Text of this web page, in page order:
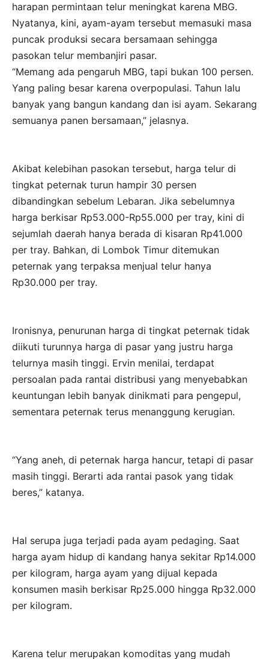
harapan permintaan telur meningkat karena MBG.
Nyatanya, kini, ayam-ayam tersebut memasuki masa
puncak produksi secara bersamaan sehingga
pasokan telur membanjiri pasar.
“Memang ada pengaruh MBG, tapi bukan 100 persen.
Yang paling besar karena overpopulasi. Tahun lalu
banyak yang bangun kandang dan isi ayam. Sekarang
semuanya panen bersamaan,” jelasnya.
Akibat kelebihan pasokan tersebut, harga telur di
tingkat peternak turun hampir 30 persen
dibandingkan sebelum Lebaran. Jika sebelumnya
harga berkisar Rp53.000-Rp55.000 per tray, kini di
sejumlah daerah hanya berada di kisaran Rp41.000
per tray. Bahkan, di Lombok Timur ditemukan
peternak yang terpaksa menjual telur hanya
Rp30.000 per tray.
Ironisnya, penurunan harga di tingkat peternak tidak
diikuti turunnya harga di pasar yang justru harga
telurnya masih tinggi. Ervin menilai, terdapat
persoalan pada rantai distribusi yang menyebabkan
keuntungan lebih banyak dinikmati para pengepul,
sementara peternak terus menanggung kerugian.
“Yang aneh, di peternak harga hancur, tetapi di pasar
masih tinggi. Berarti ada rantai pasok yang tidak
beres,” katanya.
Hal serupa juga terjadi pada ayam pedaging. Saat
harga ayam hidup di kandang hanya sekitar Rp14.000
per kilogram, harga ayam yang dijual kepada
konsumen masih berkisar Rp25.000 hingga Rp32.000
per kilogram.
Karena telur merupakan komoditas yang mudah